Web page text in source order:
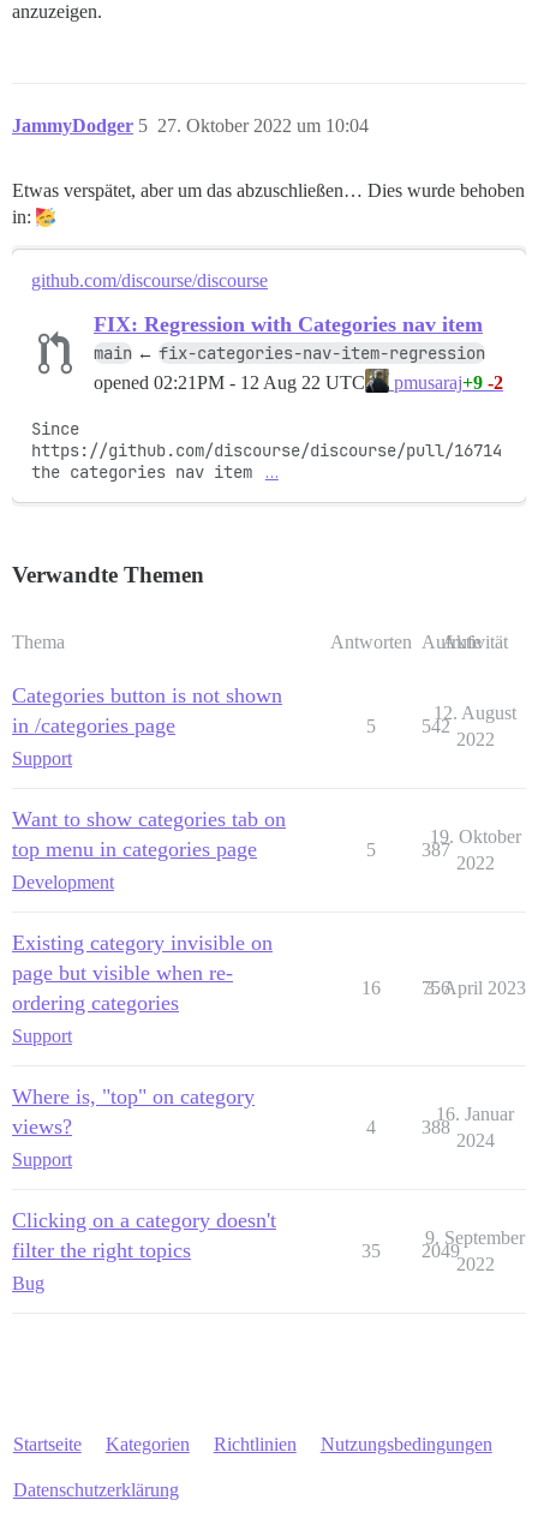
anzuzeigen.
JammyDodger 27. Oktober 2022 um 10:04
5
Etwas verspätet, aber um das abzuschließen… Dies wurde behoben
in:
github.com/discourse/discourse
FIX: Regression with Categories nav item
main ← fix-categories-nav-item-regression
opened 02:21PM - 12 Aug 22 UTC pmusaraj+9 -2
Since
https://github.com/discourse/discourse/pull/16714
the categories nav item
…
Verwandte Themen
Thema Antworten Aufrufe
Aktivität
Categories button is not shown
in /categories page
Support
5 542
12. August
2022
Want to show categories tab on
top menu in categories page
Development
5 387
19. Oktober
2022
Existing category invisible on
page but visible when re-
ordering categories
Support
16 756
3. April 2023
Where is, "top" on category
views?
Support
4 388
16. Januar
2024
Clicking on a category doesn't
filter the right topics
Bug
35 2049
9. September
2022
Startseite Kategorien Richtlinien Nutzungsbedingungen
Datenschutzerklärung